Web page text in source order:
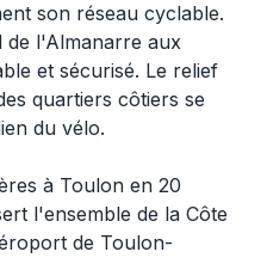
son réseau cyclable.
de l'Almanarre aux
et sécurisé. Le relief
quartiers côtiers se
du vélo.
à Toulon en 20
l'ensemble de la Côte
de Toulon-